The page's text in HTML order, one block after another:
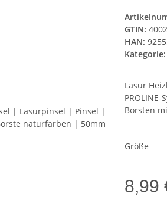
GTIN:
HAN:
Kategorie:
Lasur
Borsten
Größe
8,99